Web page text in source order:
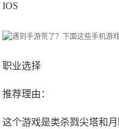
IOS
职业选择
推荐理由：
这个游戏是类杀戮尖塔和